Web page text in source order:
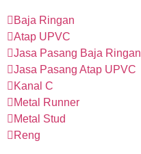
Baja Ringan
Atap UPVC
Jasa Pasang Baja Ringan
Jasa Pasang Atap UPVC
Kanal C
Metal Runner
Metal Stud
Reng